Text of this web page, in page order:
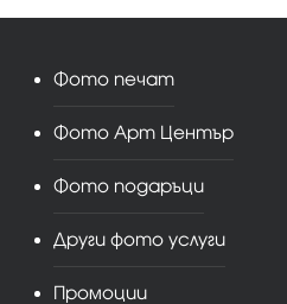
Фото печат
Фото Арт Център
Фото подаръци
Други фото услуги
Промоции